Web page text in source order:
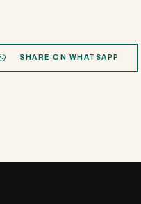
SHARE ON WHATSAPP